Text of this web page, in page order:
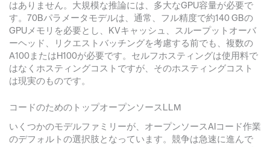
はありません。大規模な推論には、多大なGPU容量が必要で
す。70Bパラメータモデルは、通常、フル精度で約140 GBの
GPUメモリを必要とし、KVキャッシュ、スループットオーバ
ーヘッド、リクエストバッチングを考慮する前でも、複数の
A100またはH100が必要です。セルフホスティングは使用料で
はなくホスティングコストですが、そのホスティングコスト
は現実のものです。
コードのためのトップオープンソースLLM
いくつかのモデルファミリーが、オープンソースAIコード作業
のデフォルトの選択肢となっています。競争は急速に進んで